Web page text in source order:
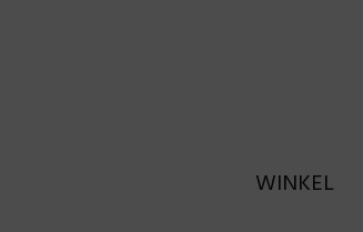
WINKEL